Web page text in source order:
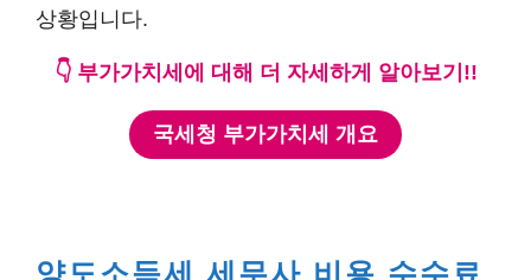
상황입니다.
👇 부가가치세에 대해 더 자세하게 알아보기!!
국세청 부가가치세 개요
양도소득세 세무사 비용 수수료